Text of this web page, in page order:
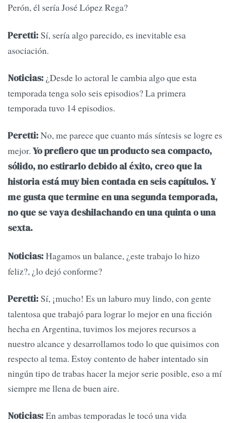
Perón, él sería José López Rega?
Peretti:Sí, sería algo parecido, es inevitable esa
asociación.
Noticias: ¿Desde lo actoral le cambia algo que esta
temporada tenga solo seis episodios? La primera
temporada tuvo 14 episodios.
Peretti:No, me parece que cuanto más síntesis se logre es
mejor. Yo prefiero que un producto sea compacto,
sólido, no estirarlo debido al éxito, creo que la
historia está muy bien contada en seis capítulos. Y
me gusta que termine en una segunda temporada,
no que se vaya deshilachando en una quinta o una
sexta.
Noticias:Hagamos un balance, ¿este trabajo lo hizo
feliz?, ¿lo dejó conforme?
Peretti:Sí, ¡mucho! Es un laburo muy lindo, con gente
talentosa que trabajó para lograr lo mejor en una ficción
hecha en Argentina, tuvimos los mejores recursos a
nuestro alcance y desarrollamos todo lo que quisimos con
respecto al tema. Estoy contento de haber intentado sin
ningún tipo de trabas hacer la mejor serie posible, eso a mí
siempre me llena de buen aire.
Noticias:En ambas temporadas le tocó una vida